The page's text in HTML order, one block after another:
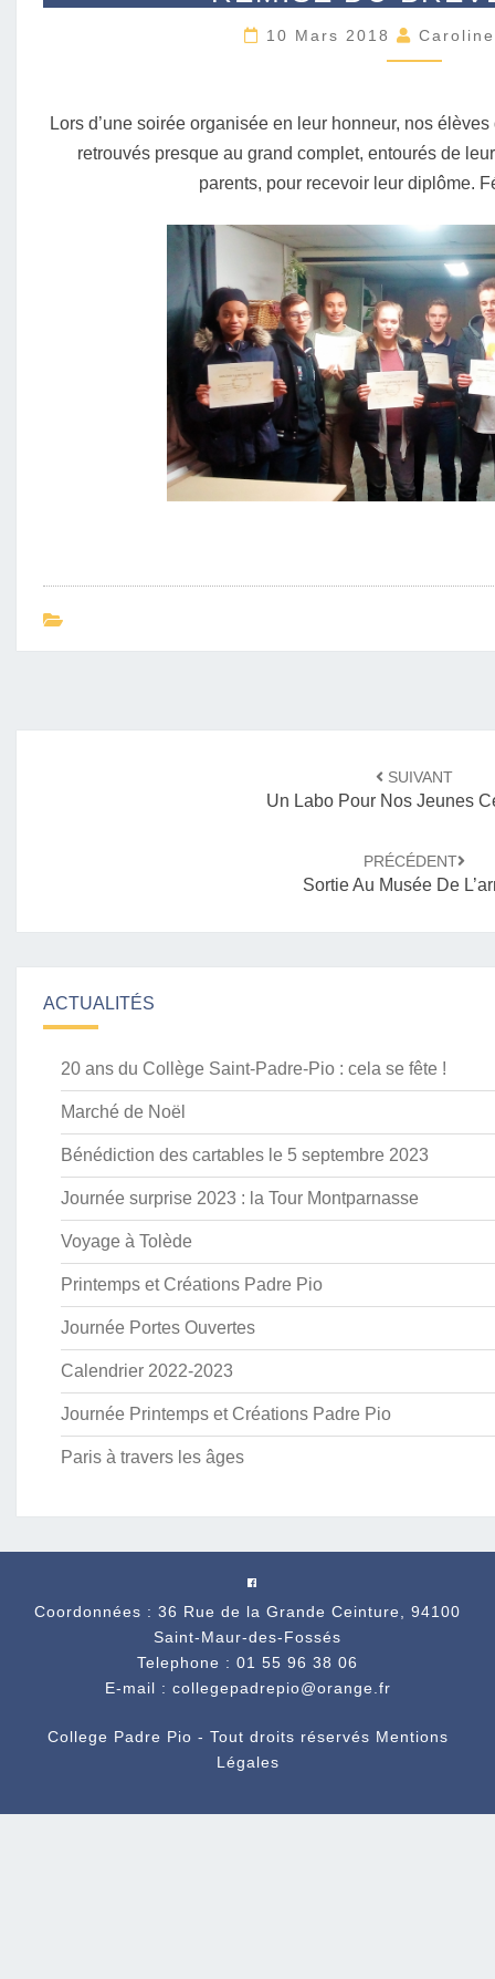
I
S
B
R
V
E
T
0
1
7
.
10 Mars 2018
Lors d’une soirée organisée en leur honneur, nos
retrouvés presque au grand complet, entourés de
parents, pour recevoir leur diplôme.
SUIVANT
Un Labo Pour Nos Jeunes
PRÉCÉDENT
Sortie Au Musée De
ACTUALITÉS
20 ans du Collège Saint-Padre-Pio : cela se fête !
Marché de Noël
Bénédiction des cartables le 5 septembre 2023
Journée surprise 2023 : la Tour Montparnasse
Voyage à Tolède
Printemps et Créations Padre Pio
Journée Portes Ouvertes
Calendrier 2022-2023
Journée Printemps et Créations Padre Pio
Paris à travers les âges
Coordonnées : 36 Rue de la Grande Ceinture, 94100
Saint-Maur-des-Fossés
Telephone : 01 55 96 38 06
E-mail : collegepadrepio@orange.fr
College Padre Pio - Tout droits réservés Mentions
Légales